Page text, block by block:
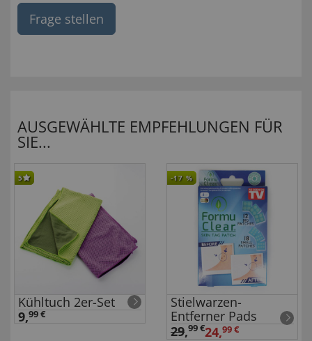
Frage stellen
AUSGEWÄHLTE EMPFEHLUNGEN FÜR
SIE...
5
Kühltuch 2er-Set
9,99 €
-17 %
Stielwarzen-
Entferner Pads
29,99 €24,99 €